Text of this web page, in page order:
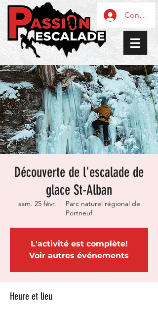
Découverte de l'escalade de
glace St-Alban
sam. 25 févr.
  |
Parc naturel régional de
Portneuf
L'activité est complète!
Voir autres événements
Heure et lieu